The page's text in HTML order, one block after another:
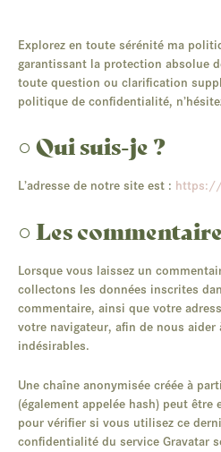
Explorez en toute sérénité ma
garantissant la protection absolue
toute question ou clarification
politique de confidentialité,
○ Qui suis-je ?
L’adresse de notre site est : https://
○ Les
Lorsque vous laissez un
collectons les données inscrites
commentaire, ainsi que votre
votre navigateur, afin de nous
indésirables.
Une chaîne anonymisée créée à
(également appelée hash) peut être
pour vérifier si vous utilisez ce
confidentialité du service Gravatar